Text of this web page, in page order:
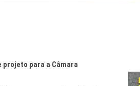
para a Câmara